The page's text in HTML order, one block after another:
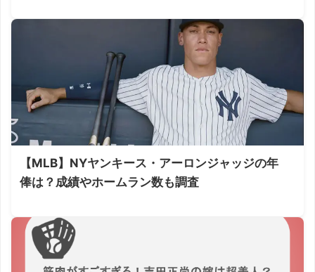
【MLB】NYヤンキース・アーロンジャッジの年
俸は？成績やホームラン数も調査